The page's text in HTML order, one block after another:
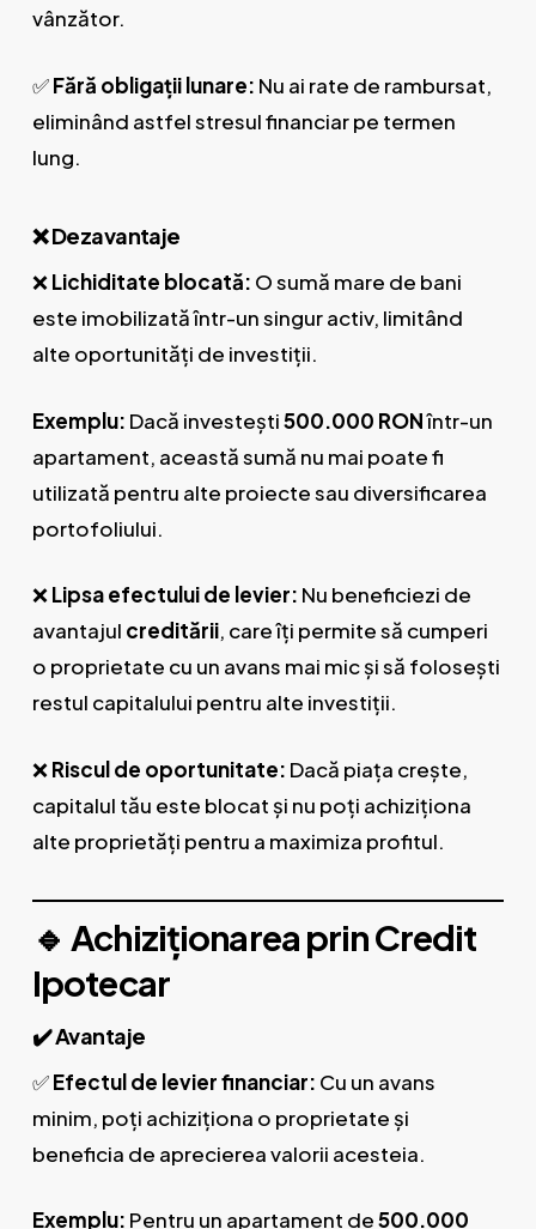
vânzător.
✅Fără obligații lunare: Nu ai rate de rambursat,
eliminând astfel stresul financiar pe termen
lung.
❌ Dezavantaje
❌Lichiditate blocată: O sumă mare de bani
este imobilizată într-un singur activ, limitând
alte oportunități de investiții.
Exemplu: Dacă investești500.000 RONîntr-un
apartament, această sumă nu mai poate fi
utilizată pentru alte proiecte sau diversificarea
portofoliului.
❌Lipsa efectului de levier: Nu beneficiezi de
avantajul creditării, care îți permite să cumperi
o proprietate cu un avans mai mic și să folosești
restul capitalului pentru alte investiții.
❌Riscul de oportunitate: Dacă piața crește,
capitalul tău este blocat și nu poți achiziționa
alte proprietăți pentru a maximiza profitul.
🔹 Achiziționarea prin Credit
Ipotecar
✔️ Avantaje
✅Efectul de levier financiar: Cu un avans
minim, poți achiziționa o proprietate și
beneficia de aprecierea valorii acesteia.
Exemplu: Pentru un apartament de500.000